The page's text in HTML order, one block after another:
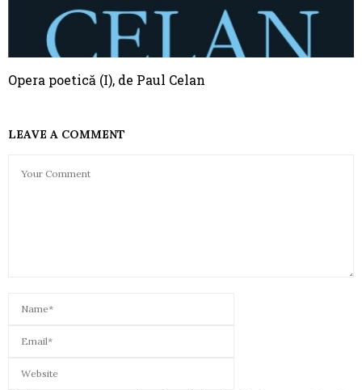
Opera poetică (I), de Paul Celan
LEAVE A COMMENT